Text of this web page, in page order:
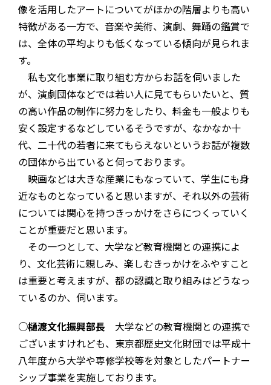
像を活用したアートについてがほかの階層よりも高い
特徴がある一方で、音楽や美術、演劇、舞踊の鑑賞で
は、全体の平均よりも低くなっている傾向が見られま
す。
私も文化事業に取り組む方からお話を伺いました
が、演劇団体などでは若い人に見てもらいたいと、質
の高い作品の制作に努力をしたり、料金も一般よりも
安く設定するなどしているそうですが、なかなか十
代、二十代の若者に来てもらえないというお話が複数
の団体から出ていると伺っております。
映画などは大きな産業にもなっていて、学生にも身
近なものとなっていると思いますが、それ以外の芸術
については関心を持つきっかけをさらにつくっていく
ことが重要だと思います。
その一つとして、大学など教育機関との連携によ
り、文化芸術に親しみ、楽しむきっかけをふやすこと
は重要と考えますが、都の認識と取り組みはどうなっ
ているのか、伺います。
○樋渡文化振興部長 大学などの教育機関との連携で
ございますけれども、東京都歴史文化財団では平成十
八年度から大学や専修学校等を対象としたパートナー
シップ事業を実施しております。